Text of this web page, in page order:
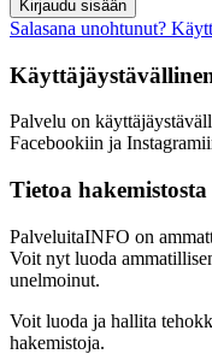
Kirjaudu sisään
Salasana unohtunut?
Palvelu on
Facebookiin ja
Tietoa hakemistosta
PalveluitaINFO on
Voit nyt luoda
unelmoinut.
Voit luoda ja hallita
hakemistoja.